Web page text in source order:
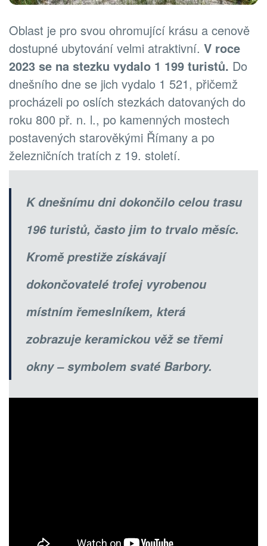
Oblast je pro svou ohromující krásu a cenově
dostupné ubytování velmi atraktivní. V roce
2023 se na stezku vydalo 1 199 turistů. Do
dnešního dne se jich vydalo 1 521, přičemž
procházeli po oslích stezkách datovaných do
roku 800 př. n. l., po kamenných mostech
postavených starověkými Římany a po
železničních tratích z 19. století.
K dnešnímu dni dokončilo celou trasu
196 turistů, často jim to trvalo měsíc.
Kromě prestiže získávají
dokončovatelé trofej vyrobenou
místním řemeslníkem, která
zobrazuje keramickou věž se třemi
okny – symbolem svaté Barbory.